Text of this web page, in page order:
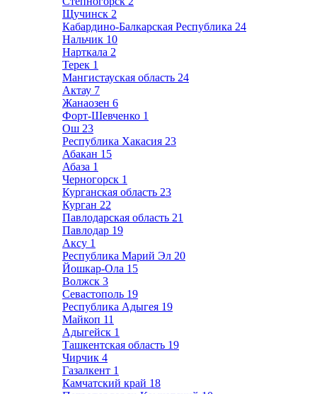
Щучинск 2
Кабардино-Балкарская Республика 24
Нальчик 10
Нарткала 2
Терек 1
Мангистауская область 24
Актау 7
Жанаозен 6
Форт-Шевченко 1
Ош 23
Республика Хакасия 23
Абакан 15
Абаза 1
Черногорск 1
Курганская область 23
Курган 22
Павлодарская область 21
Павлодар 19
Аксу 1
Республика Марий Эл 20
Йошкар-Ола 15
Волжск 3
Севастополь 19
Республика Адыгея 19
Майкоп 11
Адыгейск 1
Ташкентская область 19
Чирчик 4
Газалкент 1
Камчатский край 18